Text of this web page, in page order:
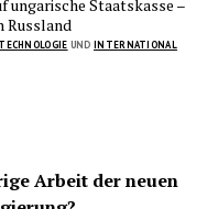
ungarische Staatskasse –
Russland
TECHNOLOGIE UNDINTERNATIONAL
Arbeit der neuen